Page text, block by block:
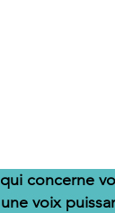
concerne
voix